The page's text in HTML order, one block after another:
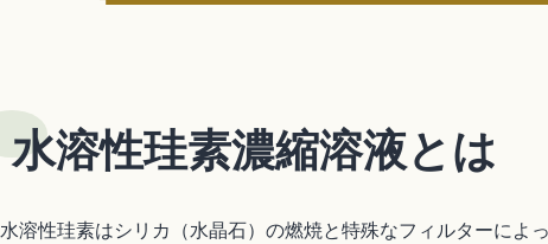
水溶性珪素濃縮溶液とは
水溶性珪素はシリカ（水晶石）の燃焼と特殊なフィルターによ